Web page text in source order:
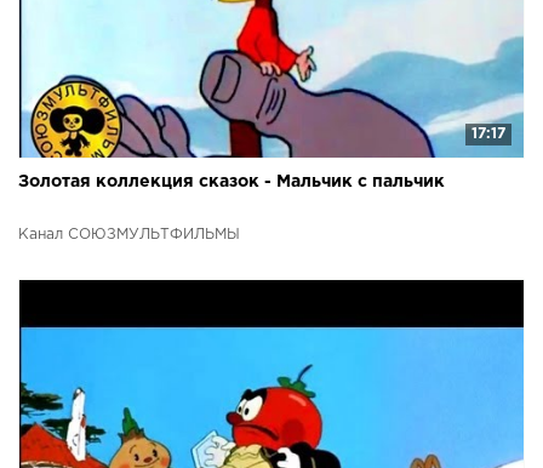
17:17
Золотая коллекция сказок - Мальчик с пальчик
Канал СОЮЗМУЛЬТФИЛЬМЫ